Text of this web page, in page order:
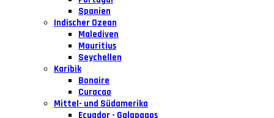
Spanien
Indischer Ozean
Malediven
Mauritius
Seychellen
Karibik
Bonaire
Curacao
Mittel- und Südamerika
Ecuador - Galapagos